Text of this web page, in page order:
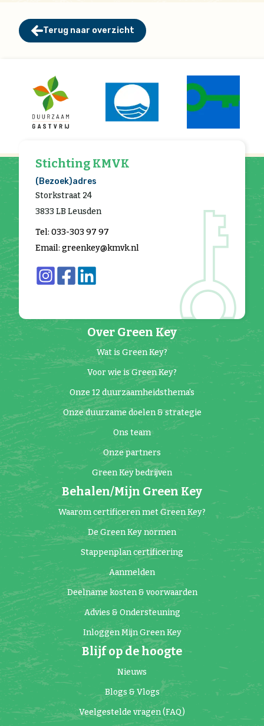
Terug naar overzicht
Over Green Key
Wat is Green Key?
Voor wie is Green Key?
Onze 12 duurzaamheidsthema's
Onze duurzame doelen & strategie
Ons team
Onze partners
Green Key bedrijven
Behalen/Mijn Green Key
Waarom certificeren met Green Key?
De Green Key normen
Stappenplan certificering
Aanmelden
Deelname kosten & voorwaarden
Advies & Ondersteuning
Inloggen Mijn Green Key
Blijf op de hoogte
Nieuws
Blogs & Vlogs
Veelgestelde vragen (FAQ)
Stichting KMVK
(Bezoek)adres
Storkstraat 24
3833 LB Leusden
Tel: 033-303 97 97
Email: greenkey@kmvk.nl